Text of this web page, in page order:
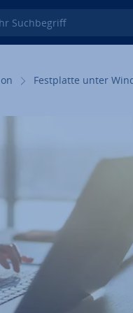
Such­be­griff
Fest­plat­te unter